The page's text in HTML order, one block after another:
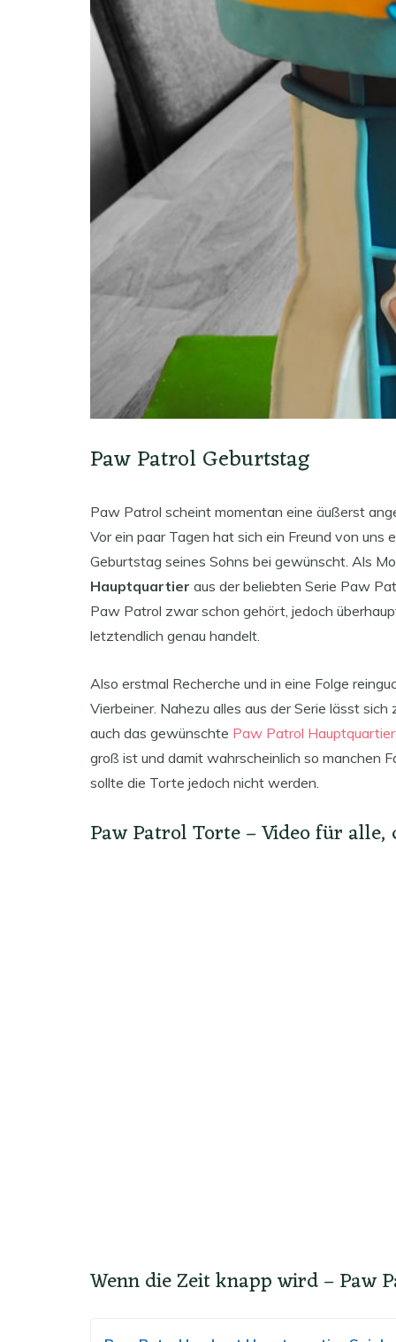
Paw Patrol Geburtstag
Paw Patrol scheint momentan eine äußerst
Vor ein paar Tagen hat sich ein Freund von uns
Geburtstag seines Sohns bei gewünscht. Als
Hauptquartier aus der beliebten Serie Paw
Paw Patrol zwar schon gehört, jedoch
letztendlich genau handelt.
Also erstmal Recherche und in eine Folge
Vierbeiner. Nahezu alles aus der Serie lässt sich
auch das gewünschte Paw Patrol
groß ist und damit wahrscheinlich so manchen
sollte die Torte jedoch nicht werden.
Paw Patrol Torte – Video für
Wenn die Zeit knapp wird – Paw